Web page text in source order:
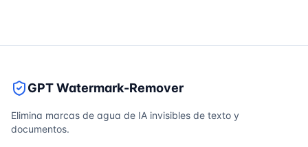
GPT Watermark-Remover
Elimina marcas de agua de IA invisibles de texto y
documentos.